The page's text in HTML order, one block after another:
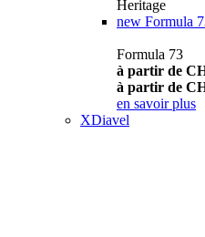
Heritage
new Formula
Formula 73
à partir de
à partir de
en savoir plus
XDiavel